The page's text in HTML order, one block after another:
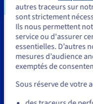
Une enveloppe
CPU avec
une puissance
L'efficacité énergétique
de1,28
grâce à la technologie
d'OVHcloud.
Vous semblez
Unis.
Pour commander,
Allez sur le site
autres traceurs sur
sont strictement
Ils nous permettent
service ou d'assurer
essentielles. D’autres
mesures d’audience
exemptés de
Sous réserve de votre